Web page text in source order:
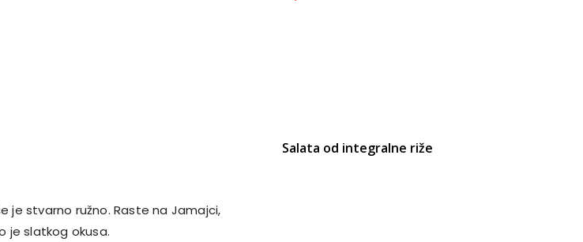
je stvarno ružno. Raste na Jamajci,
je slatkog okusa.
Salata od integralne riže